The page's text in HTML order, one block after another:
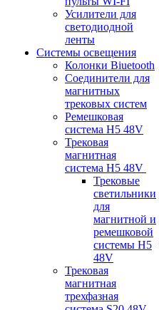
Усилители для
светодиодной
ленты
Системы освещения
Колонки Biuetooth
Соединители для
магнитных
трековых систем
Ремешковая
система H5 48V
Трековая
магнитная
система H5 48V
Трековые
светильники
для
магнитной и
ремешковой
системы H5
48V
Трековая
магнитная
трехфазная